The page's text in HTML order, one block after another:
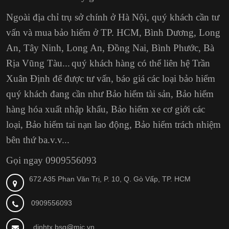
Ngoài địa chỉ trụ sở chính ở Hà Nội, quý khách cần tư
vấn và mua bảo hiểm ở TP. HCM, Bình Dương, Long
An, Tây Ninh, Long An, Đồng Nai, Bình Phước, Bà
Rịa Vũng Tàu...quý khách hàng có thể liên hệ Trần
Xuân Định để được tư vấn, báo giá các loại bảo hiểm
quý khách đang cần như Bảo hiểm tài sản, Bảo hiểm
hàng hóa xuất nhập khẩu, Bảo hiểm xe cơ giới các
loại, Bảo hiểm tai nạn lao động, Bảo hiểm trách nhiệm
bên thứ ba.v.v...
Gọi ngay 0909556093
672 A35 Phan Văn Trị, P. 10, Q. Gò Vấp, TP. HCM
0909556093
dinhtx.bsg@mic.vn